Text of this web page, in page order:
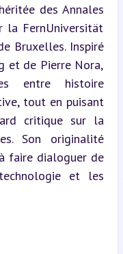
des Annales
la FernUniversität
Bruxelles. Inspiré
et de Pierre Nora,
entre histoire
tout en puisant
critique sur la
Son originalité
faire dialoguer de
et les